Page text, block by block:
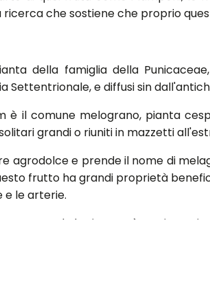
ricerca che sostiene che proprio
della famiglia della
Settentrionale, e diffusi sin
è il comune melograno, pianta
grandi o riuniti in mazzetti
agrodolce e prende il nome di
frutto ha grandi proprietà
e le arterie.
secondo la ricerca, è tossico